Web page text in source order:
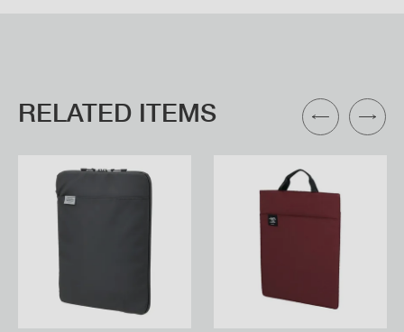
RELATED ITEMS